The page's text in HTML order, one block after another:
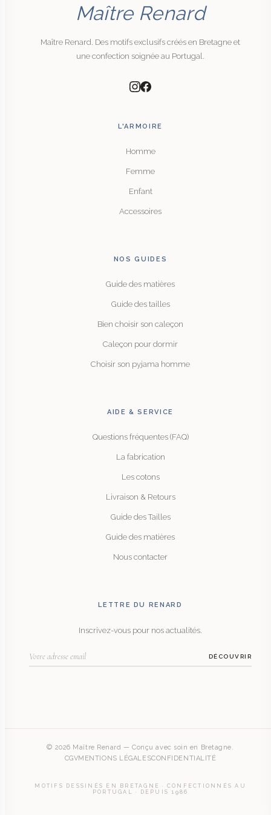
Maître Renard
Maître Renard. Des motifs exclusifs créés en Bretagne et
une confection soignée au Portugal.
L'ARMOIRE
Homme
Femme
Enfant
Accessoires
NOS GUIDES
Guide des matières
Guide des tailles
Bien choisir son caleçon
Caleçon pour dormir
Choisir son pyjama homme
AIDE & SERVICE
Questions fréquentes (FAQ)
La fabrication
Les cotons
Livraison & Retours
Guide des Tailles
Guide des matières
Nous contacter
LETTRE DU RENARD
Inscrivez-vous pour nos actualités.
DÉCOUVRIR
© 2026 Maître Renard — Conçu avec soin en Bretagne.
CGVMENTIONS LÉGALESCONFIDENTIALITÉ
MOTIFS DESSINÉS EN BRETAGNE · CONFECTIONNÉS AU
PORTUGAL · DEPUIS 1986